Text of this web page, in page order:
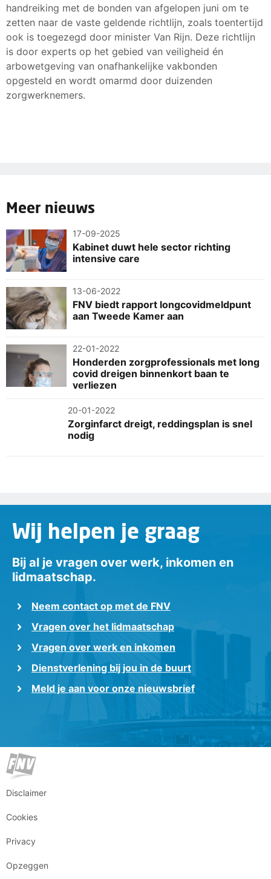
handreiking met de bonden van afgelopen juni om te
zetten naar de vaste geldende richtlijn, zoals toentertijd
ook is toegezegd door minister Van Rijn. Deze richtlijn
is door experts op het gebied van veiligheid én
arbowetgeving van onafhankelijke vakbonden
opgesteld en wordt omarmd door duizenden
zorgwerknemers.
Meer nieuws
17-09-2025
Kabinet duwt hele sector richting
intensive care
13-06-2022
FNV biedt rapport longcovidmeldpunt
aan Tweede Kamer aan
22-01-2022
Honderden zorgprofessionals met long
covid dreigen binnenkort baan te
verliezen
20-01-2022
Zorginfarct dreigt, reddingsplan is snel
nodig
Wij helpen je graag
Bij al je vragen over werk, inkomen en
lidmaatschap.
Neem contact op met de FNV
Vragen over het lidmaatschap
Vragen over werk en inkomen
Dienstverlening bij jou in de buurt
Meld je aan voor onze nieuwsbrief
Disclaimer
Cookies
Privacy
Opzeggen